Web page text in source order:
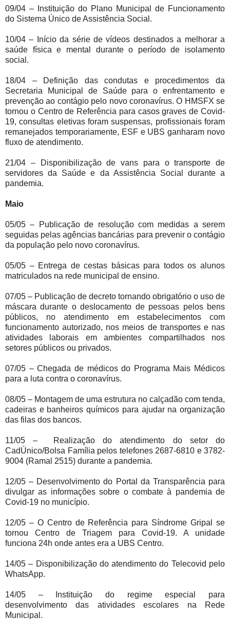
09/04 – Instituição do Plano Municipal de Funcionamento
do Sistema Único de Assistência Social.
10/04 – Início da série de vídeos destinados a melhorar a
saúde física e mental durante o período de isolamento
social.
18/04 – Definição das condutas e procedimentos da
Secretaria Municipal de Saúde para o enfrentamento e
prevenção ao contágio pelo novo coronavírus. O HMSFX se
tornou o Centro de Referência para casos graves de Covid-
19, consultas eletivas foram suspensas, profissionais foram
remanejados temporariamente, ESF e UBS ganharam novo
fluxo de atendimento.
21/04 – Disponibilização de vans para o transporte de
servidores da Saúde e da Assistência Social durante a
pandemia.
Maio
05/05 – Publicação de resolução com medidas a serem
seguidas pelas agências bancárias para prevenir o contágio
da população pelo novo coronavírus.
05/05 – Entrega de cestas básicas para todos os alunos
matriculados na rede municipal de ensino.
07/05 – Publicação de decreto tornando obrigatório o uso de
máscara durante o deslocamento de pessoas pelos bens
públicos, no atendimento em estabelecimentos com
funcionamento autorizado, nos meios de transportes e nas
atividades laborais em ambientes compartilhados nos
setores públicos ou privados.
07/05 – Chegada de médicos do Programa Mais Médicos
para a luta contra o coronavírus.
08/05 – Montagem de uma estrutura no calçadão com tenda,
cadeiras e banheiros químicos para ajudar na organização
das filas dos bancos.
11/05 – Realização do atendimento do setor do
CadÚnico/Bolsa Família pelos telefones 2687-6810 e 3782-
9004 (Ramal 2515) durante a pandemia.
12/05 – Desenvolvimento do Portal da Transparência para
divulgar as informações sobre o combate à pandemia de
Covid-19 no município.
12/05 – O Centro de Referência para Síndrome Gripal se
tornou Centro de Triagem para Covid-19. A unidade
funciona 24h onde antes era a UBS Centro.
14/05 – Disponibilização do atendimento do Telecovid pelo
WhatsApp.
14/05 – Instituição do regime especial para
desenvolvimento das atividades escolares na Rede
Municipal.